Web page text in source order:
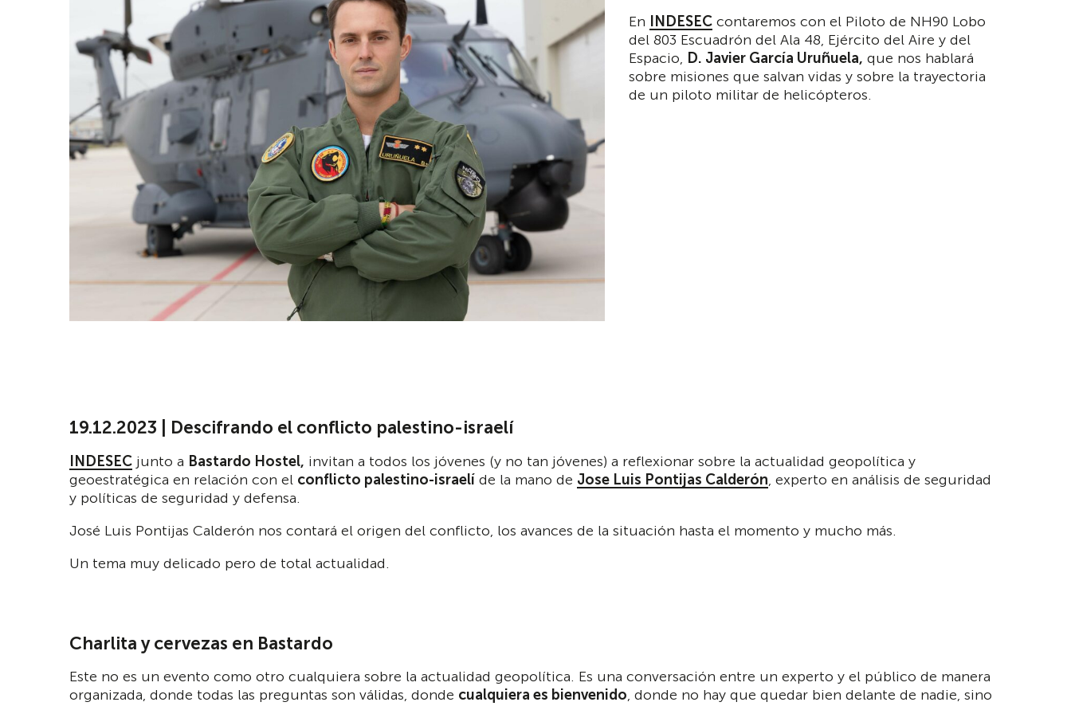
En INDESEC contaremos con el Piloto de NH90 Lobo
del 803 Escuadrón del Ala 48, Ejército del Aire y del
Espacio, D. Javier García Uruñuela, que nos hablará
sobre misiones que salvan vidas y sobre la trayectoria
de un piloto militar de helicópteros.
19.12.2023 | Descifrando el conflicto palestino-israelí
INDESEC junto a Bastardo Hostel, invitan a todos los jóvenes (y no tan jóvenes) a reflexionar sobre la actualidad geopolítica y
geoestratégica en relación con el conflicto palestino-israelí de la mano de Jose Luis Pontijas Calderón, experto en análisis de seguridad
y políticas de seguridad y defensa.
José Luis Pontijas Calderón nos contará el origen del conflicto, los avances de la situación hasta el momento y mucho más.
Un tema muy delicado pero de total actualidad.
Charlita y cervezas en Bastardo
Este no es un evento como otro cualquiera sobre la actualidad geopolítica. Es una conversación entre un experto y el público de manera
organizada, donde todas las preguntas son válidas, donde cualquiera es bienvenido, donde no hay que quedar bien delante de nadie, sino